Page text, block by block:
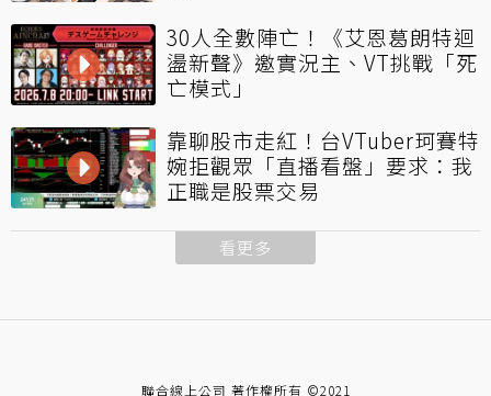
30人全數陣亡！《艾恩葛朗特迴
盪新聲》邀實況主、VT挑戰「死
亡模式」
靠聊股市走紅！台VTuber珂賽特
婉拒觀眾「直播看盤」要求：我
正職是股票交易
看更多
聯合線上公司 著作權所有 ©2021